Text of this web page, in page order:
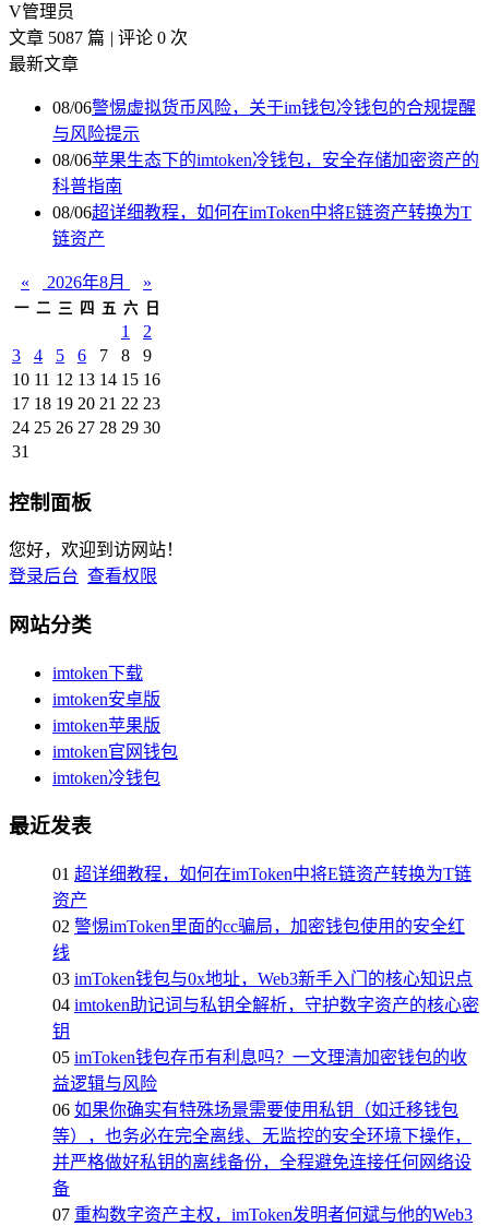
V管理员
文章 5087 篇 | 评论 0 次
最新文章
08/06警惕虚拟货币风险，关于im钱包冷钱包的合规提醒
与风险提示
08/06苹果生态下的imtoken冷钱包，安全存储加密资产的
科普指南
08/06超详细教程，如何在imToken中将E链资产转换为T
链资产
« 2026年8月 »
一 二 三 四 五 六 日
1
2
3
4 5 6 7 8
9
10 11 12 13 14 15 16
17 18 19 20 21 22 23
24 25 26 27 28 29 30
31
控制面板
您好，欢迎到访网站！
登录后台 查看权限
网站分类
imtoken下载
imtoken安卓版
imtoken苹果版
imtoken官网钱包
imtoken冷钱包
最近发表
01 超详细教程，如何在imToken中将E链资产转换为T链
资产
02 警惕imToken里面的cc骗局，加密钱包使用的安全红
线
03 imToken钱包与0x地址，Web3新手入门的核心知识点
04 imtoken助记词与私钥全解析，守护数字资产的核心密
钥
05 imToken钱包存币有利息吗？一文理清加密钱包的收
益逻辑与风险
06 如果你确实有特殊场景需要使用私钥（如迁移钱包
等），也务必在完全离线、无监控的安全环境下操作，
并严格做好私钥的离线备份，全程避免连接任何网络设
备
07 重构数字资产主权，imToken发明者何斌与他的Web3